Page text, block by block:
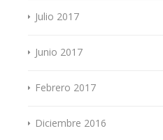
Julio 2017
Junio 2017
Febrero 2017
Diciembre 2016